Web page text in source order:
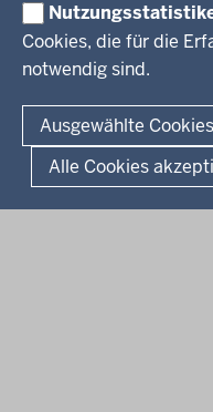
Cookies, die für die
notwendig sind.
Ausgewählte
Alle Cookies
Amtsblatt
© 2026 Bezirksregierung
Fußzeile
Impressum Datenschutz
Kurzlink zu dieser Seite